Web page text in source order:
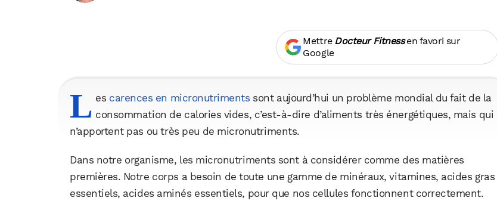
Mettre Docteur Fitnessen favori sur
Google
L es carences en micronutriments sont aujourd’hui un problème mondial du fait de la
consommation de calories vides, c’est-à-dire d’aliments très énergétiques, mais qui
n’apportent pas ou très peu de micronutriments.
Dans notre organisme, les micronutriments sont à considérer comme des matières
premières. Notre corps a besoin de toute une gamme de minéraux, vitamines, acides gras
essentiels, acides aminés essentiels, pour que nos cellules fonctionnent correctement.